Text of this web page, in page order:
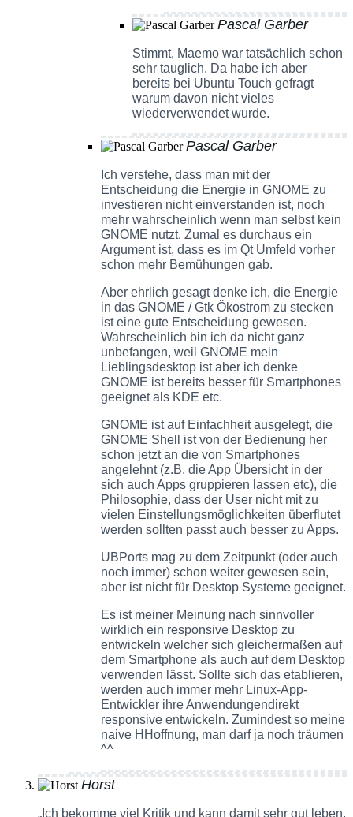
Pascal Garber
Stimmt, Maemo war tatsächlich schon
sehr tauglich. Da habe ich aber
bereits bei Ubuntu Touch gefragt
warum davon nicht vieles
wiederverwendet wurde.
Pascal Garber
Ich verstehe, dass man mit der
Entscheidung die Energie in GNOME zu
investieren nicht einverstanden ist, noch
mehr wahrscheinlich wenn man selbst kein
GNOME nutzt. Zumal es durchaus ein
Argument ist, dass es im Qt Umfeld vorher
schon mehr Bemühungen gab.
Aber ehrlich gesagt denke ich, die Energie
in das GNOME / Gtk Ökostrom zu stecken
ist eine gute Entscheidung gewesen.
Wahrscheinlich bin ich da nicht ganz
unbefangen, weil GNOME mein
Lieblingsdesktop ist aber ich denke
GNOME ist bereits besser für Smartphones
geeignet als KDE etc.
GNOME ist auf Einfachheit ausgelegt, die
GNOME Shell ist von der Bedienung her
schon jetzt an die von Smartphones
angelehnt (z.B. die App Übersicht in der
sich auch Apps gruppieren lassen etc), die
Philosophie, dass der User nicht mit zu
vielen Einstellungsmöglichkeiten überflutet
werden sollten passt auch besser zu Apps.
UBPorts mag zu dem Zeitpunkt (oder auch
noch immer) schon weiter gewesen sein,
aber ist nicht für Desktop Systeme geeignet.
Es ist meiner Meinung nach sinnvoller
wirklich ein responsive Desktop zu
entwickeln welcher sich gleichermaßen auf
dem Smartphone als auch auf dem Desktop
verwenden lässt. Sollte sich das etablieren,
werden auch immer mehr Linux-App-
Entwickler ihre Anwendungendirekt
responsive entwickeln. Zumindest so meine
naive HHoffnung, man darf ja noch träumen
^^
Horst
„Ich bekomme viel Kritik und kann damit sehr gut leben,